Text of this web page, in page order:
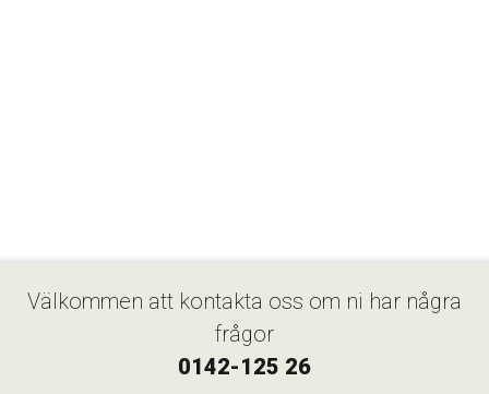
Välkommen att kontakta oss om ni har några
frågor
0142-125 26